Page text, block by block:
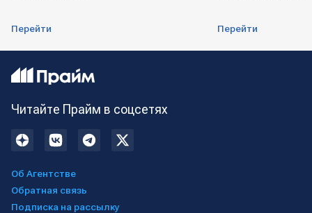
Перейти Перейти
Читайте Прайм в соцсетях
Об Агентстве
Обратная связь
Подписка на рассылку